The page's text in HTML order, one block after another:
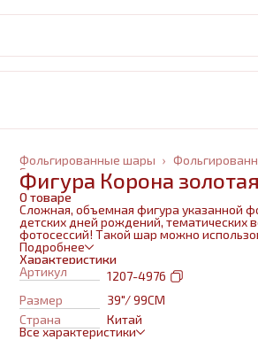
Фольгированные шары ›
Главная
Фигура Корона золотая
О товаре
Сложная, объемная фигура указанной
детских дней рождений, тематических
фотосессий! Такой шар можно
самостоятельный элемент декора или в
сочетании с другими шарами и
качественных материалов (полимерная
используется только гелий. Плотная
сдуваться около недели. Размеры
состоянии, в надутом на 10-20 % меньше.
Подробнее
Характеристики
Артикул
1207-4976
Размер
39"/ 99CM
Страна
Китай
Все характеристики